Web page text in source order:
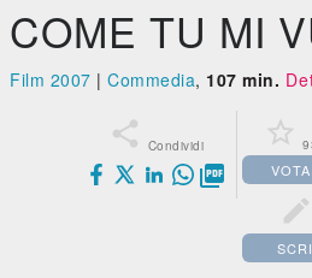
COME TU MI
Film 2007 |Commedia, 107 min.
 Condividi


VOTA
